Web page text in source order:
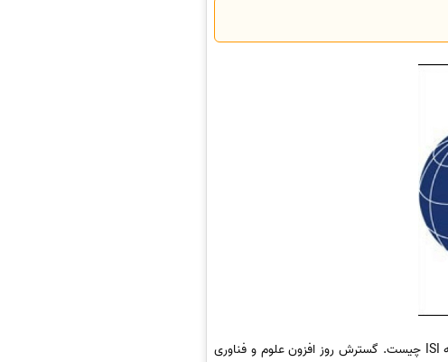
به چاپ رسیده باشد. بنابراین باید ببینیم که مجله ISI چیست. گسترش روز افزون علوم و فناوری